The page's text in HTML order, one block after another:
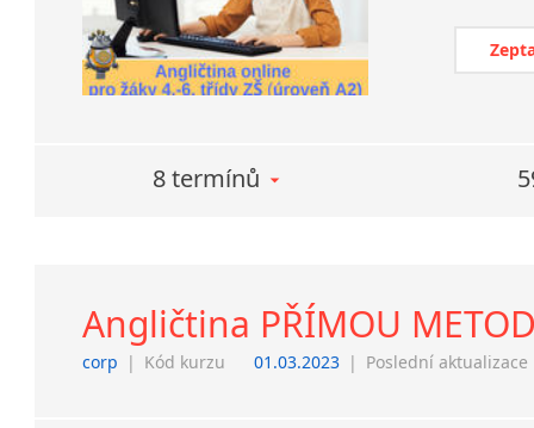
8 termínů
Angličtina PŘÍMOU
corp | Kód kurzu 01.03.2023 | Poslední aktualizace